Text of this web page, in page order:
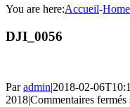
You are here:Accueil-
DJI_0056
Paradmin|2018-02-
2018|Commentaires fermés